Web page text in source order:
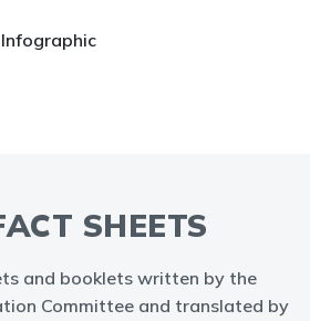
SHEETS
and booklets written by the
Committee and translated by